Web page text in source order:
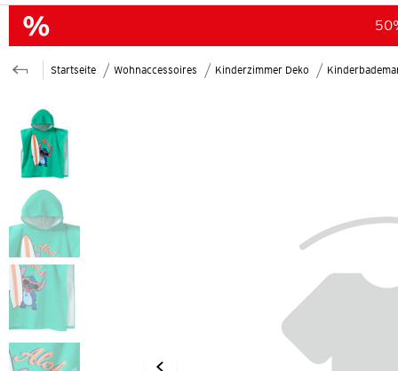
Startseite Wohnaccessoires Kinderzimmer Deko